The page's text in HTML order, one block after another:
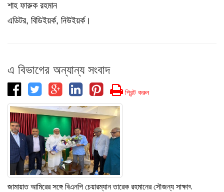
শাহ ফারুক রহমান
এডিটর, বিডিইয়র্ক, নিউইয়র্ক।
এ বিভাগের অন্যান্য সংবাদ
প্রিন্ট করুন
জামায়াত আমিরের সঙ্গে বিএনপি চেয়ারম্যান তারেক রহমানের সৌজন্য সাক্ষাৎ